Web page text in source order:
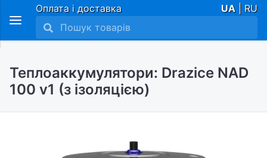
Оплата і доставка UA | RU
Теплоаккумулятори: Drazice NAD
100 v1 (з ізоляцією)